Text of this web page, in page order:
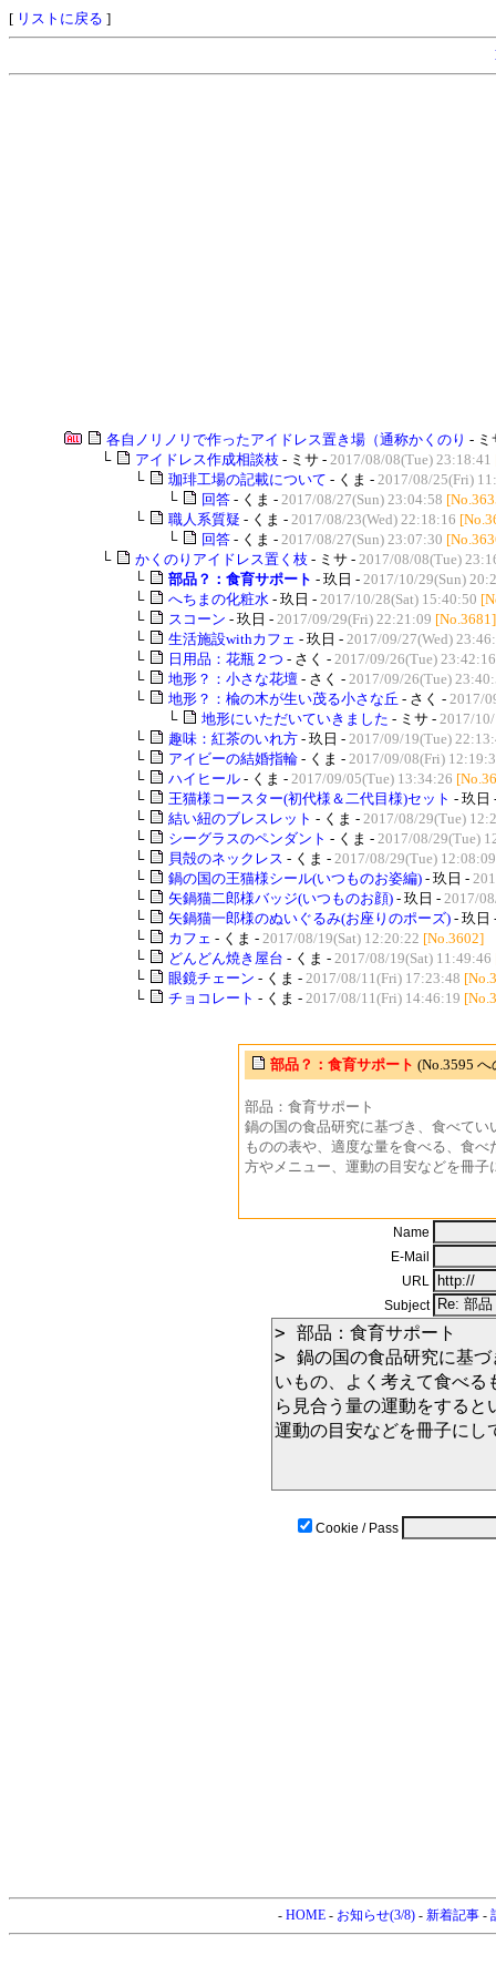
[ リストに戻る ]
各自ノリノリで作ったアイドレス置き場（通称かくのり -
└
アイドレス作成相談枝 - ミサ - 2017/08/08(Tue) 23:18:41
└
珈琲工場の記載について - くま - 2017/08/25(Fri)
└
回答 - くま - 2017/08/27(Sun) 23:04:58
└
職人系質疑 - くま - 2017/08/23(Wed) 22:18:16
└
回答 - くま - 2017/08/27(Sun) 23:07:30
└
かくのりアイドレス置く枝 - ミサ - 2017/08/08(Tue)
└
部品？：食育サポート - 玖日 - 2017/10/29(Sun)
└
へちまの化粧水 - 玖日 - 2017/10/28(Sat) 15:40:50
└
スコーン - 玖日 - 2017/09/29(Fri) 22:21:09 [No.3681]
└
生活施設withカフェ - 玖日 - 2017/09/27(Wed)
└
日用品：花瓶２つ - さく - 2017/09/26(Tue) 23:42:16
└
地形？：小さな花壇 - さく - 2017/09/26(Tue)
└
地形？：楡の木が生い茂る小さな丘 - さく - 2017/
└
地形にいただいていきました - ミサ - 2017/
└
趣味：紅茶のいれ方 - 玖日 - 2017/09/19(Tue)
└
アイビーの結婚指輪 - くま - 2017/09/08(Fri)
└
ハイヒール - くま - 2017/09/05(Tue) 13:34:26
└
王猫様コースター(初代様＆二代目様)セット - 玖日
└
結い紐のブレスレット - くま - 2017/08/29(Tue)
└
シーグラスのペンダント - くま - 2017/08/29(Tue)
└
貝殻のネックレス - くま - 2017/08/29(Tue) 12:08:09
└
鍋の国の王猫様シール(いつものお姿編) - 玖日 -
└
矢鍋猫二郎様バッジ(いつものお顔) - 玖日 - 2017/
└
矢鍋猫一郎様のぬいぐるみ(お座りのポーズ) - 玖日
└
カフェ - くま - 2017/08/19(Sat) 12:20:22 [No.3602]
└
どんどん焼き屋台 - くま - 2017/08/19(Sat) 11:49:46
└
眼鏡チェーン - くま - 2017/08/11(Fri) 17:23:48
└
チョコレート - くま - 2017/08/11(Fri) 14:46:19
部品？：食育サポート (No.3595
部品：食育サポート
鍋の国の食品研究に基づき、食べて
ものの表や、適度な量を食べる、食
方やメニュー、運動の目安などを冊
Name
E-Mail
URL
Subject
Cookie / Pass
- HOME- お知らせ(3/8)- 新着記事-